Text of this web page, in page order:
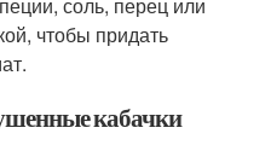
чтобы придать
кабачки